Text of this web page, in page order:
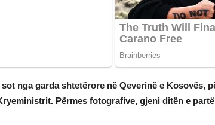
nga garda shtetërore në Qeverinë e Kosovës,
Përmes fotografive, gjeni ditën e